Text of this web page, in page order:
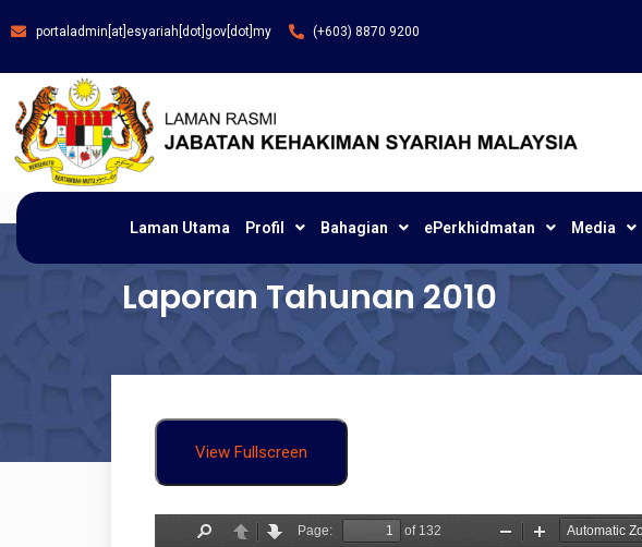
portaladmin[at]esyariah[dot]gov[dot]my (+603) 8870 9200
Laman Utama Profil Bahagian ePerkhidmatan Media
Laporan Tahunan 2010
View Fullscreen